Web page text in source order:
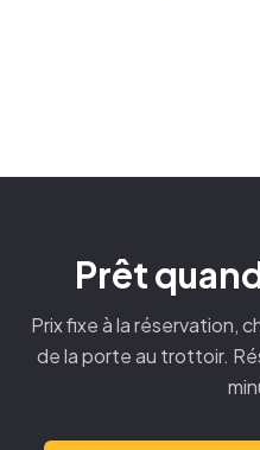
Prêt
Prix fixe à la réservation,
de la porte au trottoir.